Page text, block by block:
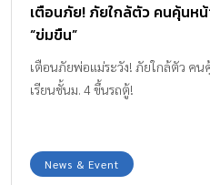
เตือนภัย! ภัยใกล้ตัว คนคุ้น
“ข่มขืน”
เตือนภัยพ่อแม่ระวัง! ภัยใกล้ตัว ค
เรียนชั้นม. 4 ขึ้นรถตู้!
News & Event